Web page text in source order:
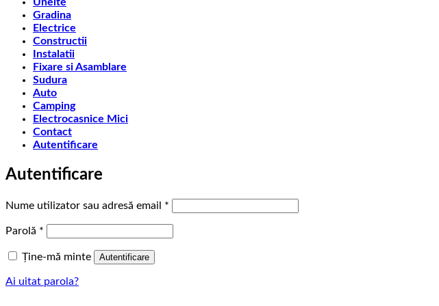
Gradina
Electrice
Constructii
Instalatii
Fixare si Asamblare
Sudura
Auto
Camping
Electrocasnice Mici
Contact
Autentificare
Autentificare
Nume utilizator sau adresă email *
Parolă *
Ține-mă minte Autentificare
Ai uitat parola?